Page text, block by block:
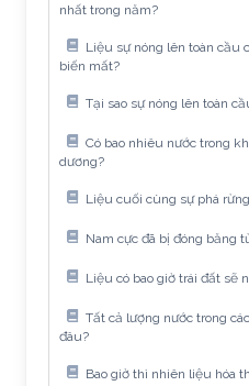
nhất trong năm?
Liệu sự nóng lên toàn cầu
biến mất?
Tại sao sự nóng lên toàn
Có bao nhiêu nước trong
dương?
Liệu cuối cùng sự phá
Nam cực đã bị đóng băng
Liệu có bao giờ trái đất sẽ
Tất cả lượng nước trong
đâu?
Bao giờ thì nhiên liệu hóa